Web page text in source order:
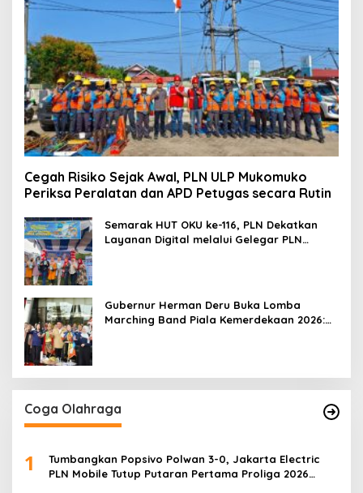
Cegah Risiko Sejak Awal, PLN ULP Mukomuko
Periksa Peralatan dan APD Petugas secara Rutin
Semarak HUT OKU ke-116, PLN Dekatkan
Layanan Digital melalui Gelegar PLN
Gubernur Herman Deru Buka Lomba
Marching Band Piala Kemerdekaan 2026:
Coga Olahraga
1
Tumbangkan Popsivo Polwan 3-0, Jakarta Electric
PLN Mobile Tutup Putaran Pertama Proliga 2026